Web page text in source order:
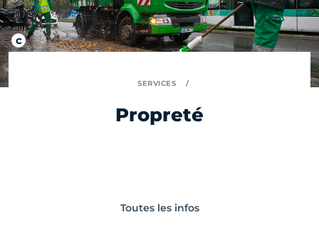
SERVICES
Propreté
Toutes les infos